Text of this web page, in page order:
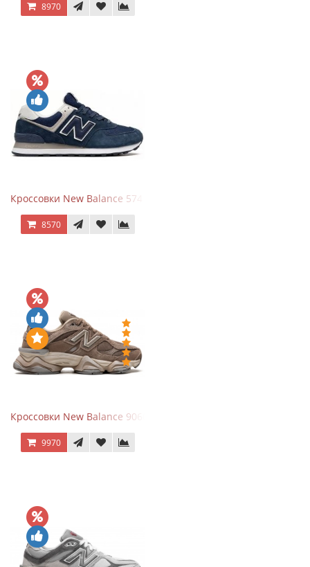
8970
Кроссовки New Balance 574 Navy Blue White
8570
Кроссовки New Balance 9060 Mushroom
9970